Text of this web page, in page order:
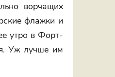
ворчащих
флажки и
утро в Форт-
Уж лучше им